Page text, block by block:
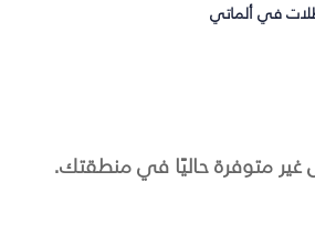
في ألماتي
متوفرة حاليًا في منطقتك.